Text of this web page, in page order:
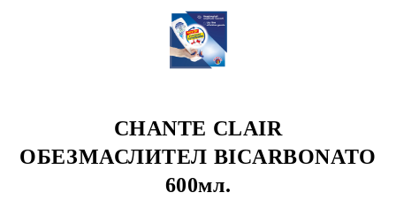
CHANTE CLAIR
ОБЕЗМАСЛИТЕЛ BICARBONATO
600мл.